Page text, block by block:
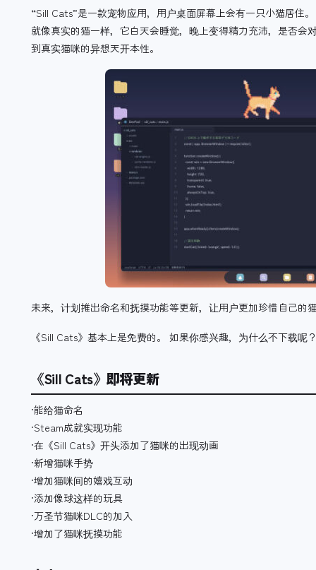
“Sill Cats”是一款宠物应用，用户桌面屏幕上会有一只小猫居住。
就像真实的猫一样，它白天会睡觉，晚上变得精力充沛，是否
到真实猫咪的异想天开本性。
未来，计划推出命名和抚摸功能等更新，让用户更加珍惜自己的
《Sill Cats》基本上是免费的。 如果你感兴趣，为什么不下载呢
《Sill Cats》即将更新
·能给猫命名
·Steam成就实现功能
·在《Sill Cats》开头添加了猫咪的出现动画
·新增猫咪手势
·增加猫咪间的嬉戏互动
·添加像球这样的玩具
·万圣节猫咪DLC的加入
·增加了猫咪抚摸功能